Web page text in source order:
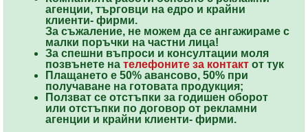
агенции, търговци на едро и крайни
клиенти- фирми.
За съжаление, не можем да се ангажираме с
малки поръчки на частни лица!
За спешни въпроси и консултации моля
позвънете на телефоните за контакт от тук
Плащането е 50% авансово, 50% при
получаване на готовата продукция;
Ползват се отстъпки за годишен оборот
или отстъпки по договор от рекламни
агенции и крайни клиенти- фирми.